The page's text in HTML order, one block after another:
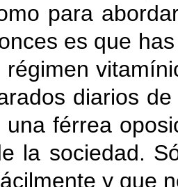
para
es que
régimen
diarios
férrea
la sociedad.
y que